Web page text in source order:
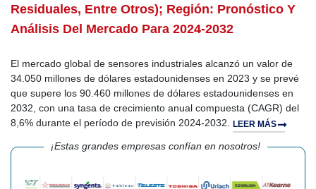
Residuales, Entre Otros); Región: Pronóstico Y
Análisis Del Mercado Para 2024-2032
El mercado global de sensores industriales alcanzó un valor de
34.050 millones de dólares estadounidenses en 2023 y se prevé
que supere los 90.460 millones de dólares estadounidenses en
2032, con una tasa de crecimiento anual compuesta (CAGR) del
8,6% durante el período de previsión 2024-2032. LEER MÁS
¡Estas grandes empresas confían en nosotros!